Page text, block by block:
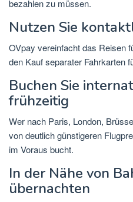
bezahlen zu müssen.
Nutzen Sie
OVpay vereinfacht das Reisen
den Kauf separater Fahrkarten
Buchen Sie
frühzeitig
Wer nach Paris, London,
von deutlich günstigeren
im Voraus bucht.
In der Nähe von
übernachten